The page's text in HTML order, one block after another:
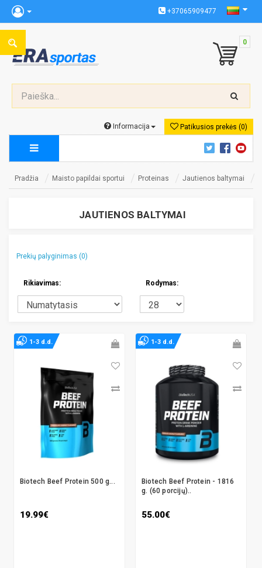
+37065909477
0
Patikusios prekės (0)
Informacija
Pradžia Maisto papildai sportui Proteinas Jautienos baltymai
JAUTIENOS BALTYMAI
Prekių palyginimas (0)
Rikiavimas: Rodymas:
Biotech Beef Protein 500 g...
19.99€
1-3 d.d.
Biotech Beef Protein - 1816
g. (60 porcijų)..
55.00€
1-3 d.d.